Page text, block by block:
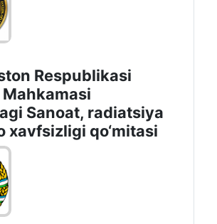
Respublikasi
Sanoat, radiatsiya
xavfsizligi qo‘mitasi